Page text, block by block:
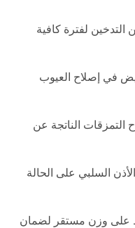
التدخين لفترة كافية
في إصلاح العيوب
التمزقات الناتجة عن
السلبي على الحالة
على وزن مستقر لضمان